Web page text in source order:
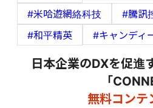
#米哈遊網絡科技
#騰訊
#和平精英
#キャンディ
日本企業のDXを促進
「
無料コンテ